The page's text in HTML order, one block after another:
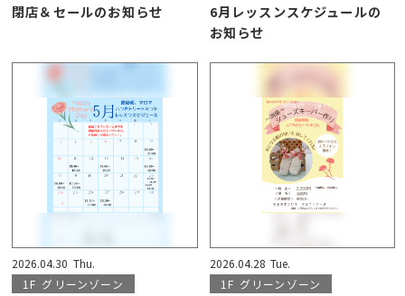
閉店＆セールのお知らせ
6月レッスンスケジュールの
お知らせ
2026.04.30 Thu.
1F グリーンゾーン
2026.04.28 Tue.
1F グリーンゾーン